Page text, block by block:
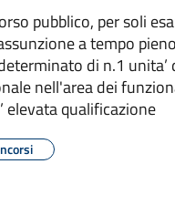
pubblico, per soli
a tempo pieno
di n.1 unita’
nell'area dei
elevata qualificazione